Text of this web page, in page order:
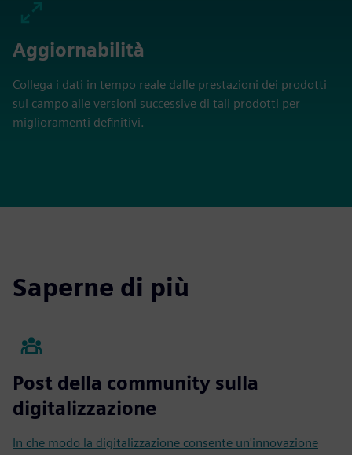
Aggiornabilità
Collega i dati in tempo reale dalle prestazioni dei prodotti
sul campo alle versioni successive di tali prodotti per
miglioramenti definitivi.
Saperne di più
Post della community sulla
digitalizzazione
In che modo la digitalizzazione consente un'innovazione